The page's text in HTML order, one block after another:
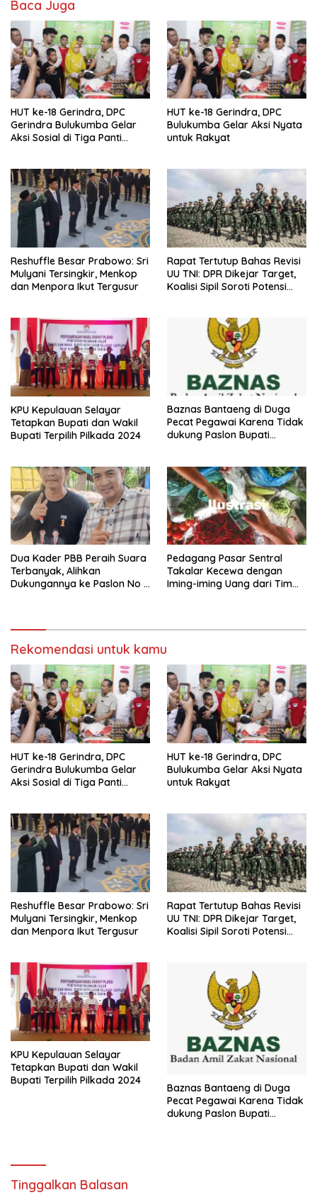
Baca Juga
HUT ke-18 Gerindra, DPC
Gerindra Bulukumba Gelar
Aksi Sosial di Tiga Panti
HUT ke-18 Gerindra, DPC
Bulukumba Gelar Aksi Nyata
untuk Rakyat
Reshuffle Besar Prabowo: Sri
Mulyani Tersingkir, Menkop
dan Menpora Ikut Tergusur
Rapat Tertutup Bahas Revisi
UU TNI: DPR Dikejar Target,
Koalisi Sipil Soroti Potensi
KPU Kepulauan Selayar
Tetapkan Bupati dan Wakil
Bupati Terpilih Pilkada 2024
Baznas Bantaeng di Duga
Pecat Pegawai Karena Tidak
dukung Paslon Bupati
Dua Kader PBB Peraih Suara
Terbanyak, Alihkan
Dukungannya ke Paslon No 1
Pedagang Pasar Sentral
Takalar Kecewa dengan
Iming-iming Uang dari Tim
Rekomendasi untuk kamu
HUT ke-18 Gerindra, DPC
Gerindra Bulukumba Gelar
Aksi Sosial di Tiga Panti
HUT ke-18 Gerindra, DPC
Bulukumba Gelar Aksi Nyata
untuk Rakyat
Reshuffle Besar Prabowo: Sri
Mulyani Tersingkir, Menkop
dan Menpora Ikut Tergusur
Rapat Tertutup Bahas Revisi
UU TNI: DPR Dikejar Target,
Koalisi Sipil Soroti Potensi
KPU Kepulauan Selayar
Tetapkan Bupati dan Wakil
Bupati Terpilih Pilkada 2024
Baznas Bantaeng di Duga
Pecat Pegawai Karena Tidak
dukung Paslon Bupati
Tinggalkan Balasan